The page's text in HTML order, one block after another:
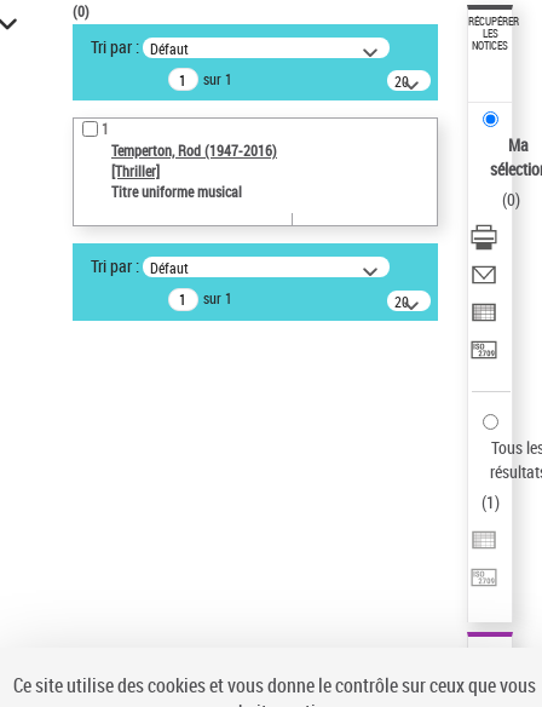
VOTRE RECHERCHE
Recherche avancée dans les
notices d’autorité
Œuvres liées à l'auteur :
Temperton, Rod (1947-2016)
Type de notice d'autorité
Type de notice d'autorité
(0)
Tri par : Défaut
sur 1
20
résultats/page
1
Temperton, Rod (1947-2016)
[Thriller]
Titre uniforme musical
Tri par : Défaut
sur 1
20
résultats/page
RÉCUPÉRER
LES
NOTICES
Ma
(0)
Tous
(1)
Ce site utilise des cookies et vous donne le contrôle sur ceux que vous